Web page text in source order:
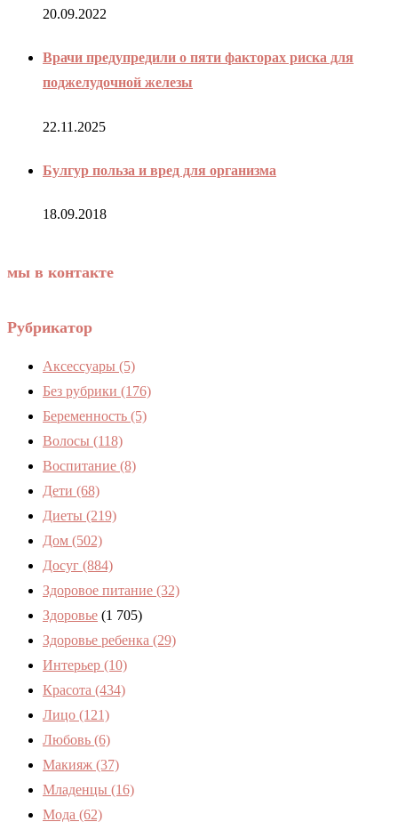
20.09.2022
Врачи предупредили о пяти факторах риска для
поджелудочной железы
22.11.2025
Булгур польза и вред для организма
18.09.2018
мы в контакте
Рубрикатор
Аксессуары (5)
Без рубрики (176)
Беременность (5)
Волосы (118)
Воспитание (8)
Дети (68)
Диеты (219)
Дом (502)
Досуг (884)
Здоровое питание (32)
Здоровье (1 705)
Здоровье ребенка (29)
Интерьер (10)
Красота (434)
Лицо (121)
Любовь (6)
Макияж (37)
Младенцы (16)
Мода (62)